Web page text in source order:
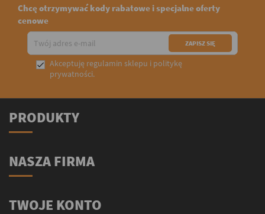
Chcę otrzymywać kody rabatowe i specjalne oferty
cenowe
 Akceptuję regulamin sklepu i politykę
prywatności.
PRODUKTY
NASZA FIRMA
TWOJE KONTO